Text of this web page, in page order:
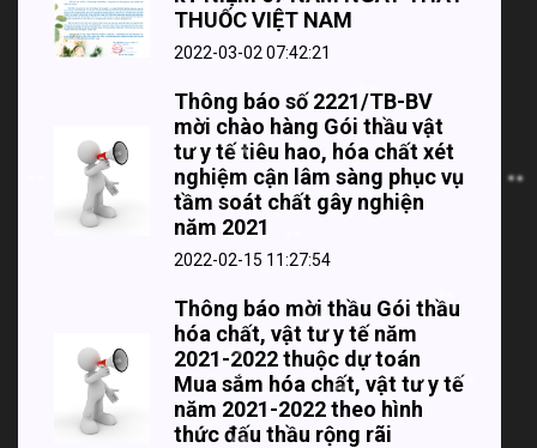
THUỐC VIỆT NAM
2022-03-02 07:42:21
Thông báo số 2221/TB-BV
mời chào hàng Gói thầu vật
tư y tế tiêu hao, hóa chất xét
nghiệm cận lâm sàng phục vụ
tầm soát chất gây nghiện
năm 2021
2022-02-15 11:27:54
Thông báo mời thầu Gói thầu
hóa chất, vật tư y tế năm
2021-2022 thuộc dự toán
Mua sắm hóa chất, vật tư y tế
năm 2021-2022 theo hình
thức đấu thầu rộng rãi